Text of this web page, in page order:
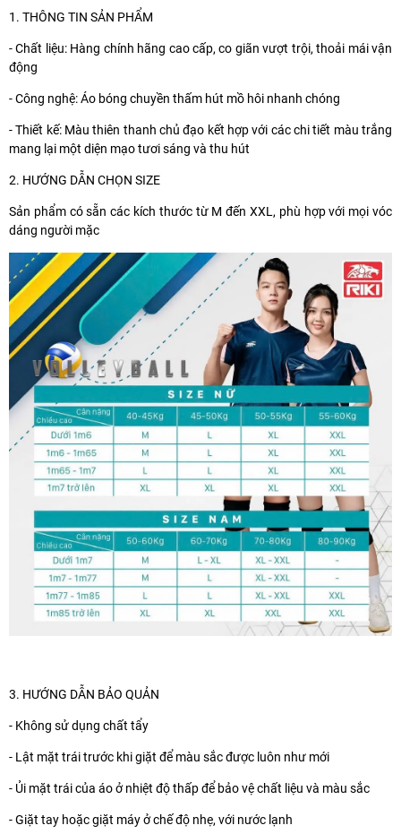
1. THÔNG TIN SẢN PHẨM
- Chất liệu: Hàng chính hãng cao cấp, co giãn vượt trội, thoải mái vận
động
- Công nghệ: Áo bóng chuyền thấm hút mồ hôi nhanh chóng
- Thiết kế: Màu thiên thanh chủ đạo kết hợp với các chi tiết màu trắng
mang lại một diện mạo tươi sáng và thu hút
2. HƯỚNG DẪN CHỌN SIZE
Sản phẩm có sẵn các kích thước từ M đến XXL, phù hợp với mọi vóc
dáng người mặc
3. HƯỚNG DẪN BẢO QUẢN
- Không sử dụng chất tẩy
- Lật mặt trái trước khi giặt để màu sắc được luôn như mới
- Ủi mặt trái của áo ở nhiệt độ thấp để bảo vệ chất liệu và màu sắc
- Giặt tay hoặc giặt máy ở chế độ nhẹ, với nước lạnh